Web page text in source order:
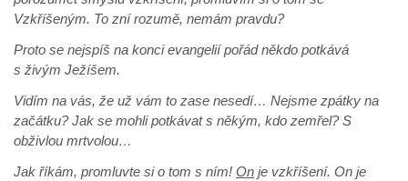
Vzkříšeným. To zní rozumě, nemám pravdu?
Proto se nejspíš na konci evangelií pořád někdo potkává
s živým Ježíšem.
Vidím na vás, že už vám to zase nesedí… Nejsme zpátky na
začátku? Jak se mohli potkávat s někým, kdo zemřel? S
obživlou mrtvolou…
Jak říkám, promluvte si o tom s ním! On je vzkříšení. On je